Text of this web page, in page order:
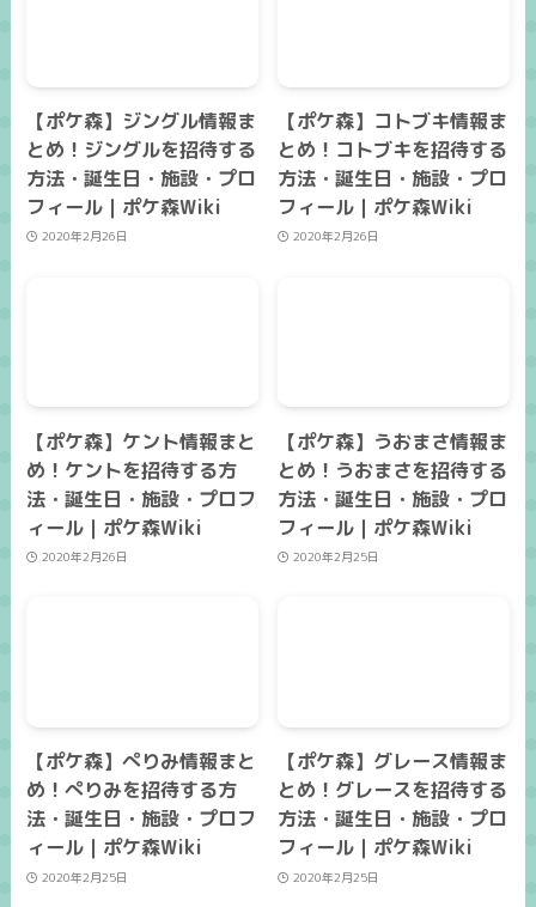
【ポケ森】ジングル情報ま
とめ！ジングルを招待する
方法・誕生日・施設・プロ
フィール｜ポケ森Wiki
2020年2月26日
【ポケ森】コトブキ情報ま
とめ！コトブキを招待する
方法・誕生日・施設・プロ
フィール｜ポケ森Wiki
2020年2月26日
【ポケ森】ケント情報まと
め！ケントを招待する方
法・誕生日・施設・プロフ
ィール｜ポケ森Wiki
2020年2月26日
【ポケ森】うおまさ情報ま
とめ！うおまさを招待する
方法・誕生日・施設・プロ
フィール｜ポケ森Wiki
2020年2月25日
【ポケ森】ぺりみ情報まと
め！ぺりみを招待する方
法・誕生日・施設・プロフ
ィール｜ポケ森Wiki
2020年2月25日
【ポケ森】グレース情報ま
とめ！グレースを招待する
方法・誕生日・施設・プロ
フィール｜ポケ森Wiki
2020年2月25日